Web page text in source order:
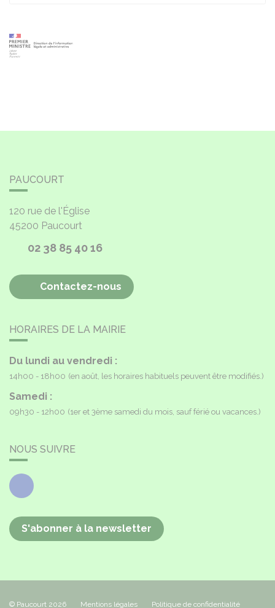
PAUCOURT
120 rue de l'Église
45200 Paucourt
02 38 85 40 16
Contactez-nous
HORAIRES DE LA MAIRIE
Du lundi au vendredi :
14h00 - 18h00 (en août, les horaires habituels peuvent être modifiés.)
Samedi :
09h30 - 12h00 (1er et 3ème samedi du mois, sauf férié ou vacances.)
NOUS SUIVRE
Facebook
S'abonner à la newsletter
© Paucourt 2026 Mentions légales Politique de confidentialité